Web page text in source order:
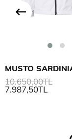
7.987,50TL
10.650,00TL